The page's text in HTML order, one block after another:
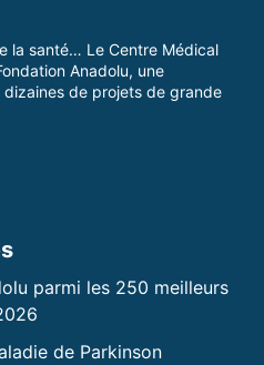
la santé… Le Centre Médical
Anadolu, une
de projets de grande
parmi les 250 meilleurs
de Parkinson